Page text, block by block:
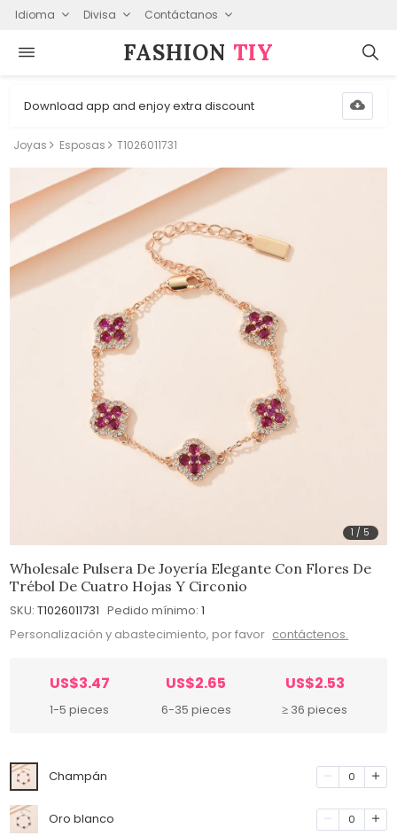
Idioma Divisa Contáctanos
FASHION⁠ TIY
Download app and enjoy extra discount
Joyas Esposas T1026011731
1 / 5
Wholesale Pulsera De Joyería Elegante Con Flores De
Trébol De Cuatro Hojas Y Circonio
SKU: T1026011731 Pedido mínimo: 1
Personalización y abastecimiento, por favor contáctenos.
US$3.47
1-5 pieces
US$2.65
6-35 pieces
US$2.53
≥ 36 pieces
Champán 0
Oro blanco 0